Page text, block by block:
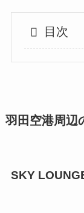
目次
羽田空港周辺
SKY